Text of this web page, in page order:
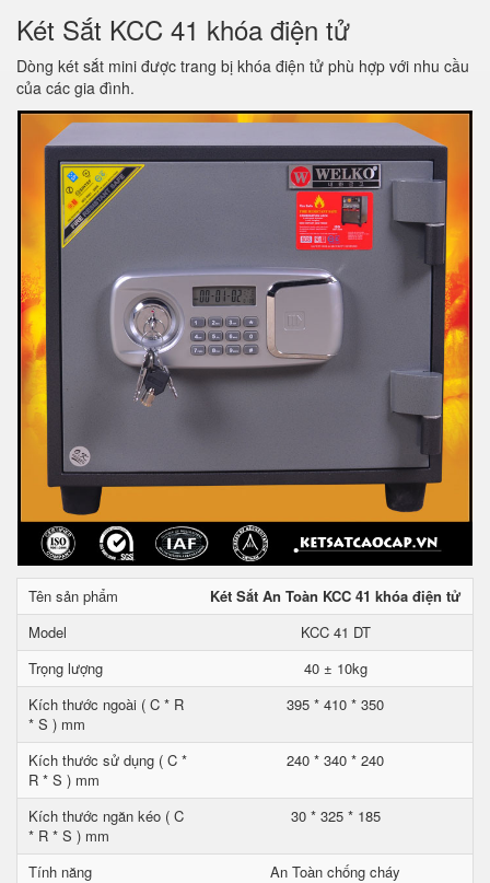
Két Sắt KCC 41 khóa điện tử
Dòng két sắt mini được trang bị khóa điện tử phù hợp với nhu cầu
của các gia đình.
Tên sản phẩm
Két Sắt An Toàn KCC 41 khóa điện tử
Model
KCC 41 DT
Trọng lượng
40 ± 10kg
Kích thước ngoài ( C * R
* S ) mm
395 * 410 * 350
Kích thước sử dụng ( C *
R * S ) mm
240 * 340 * 240
Kích thước ngăn kéo ( C
* R * S ) mm
30 * 325 * 185
Tính năng
An Toàn chống cháy